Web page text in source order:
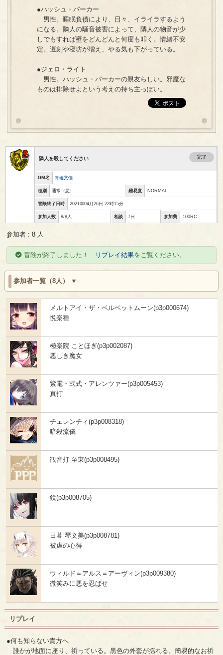
●ハッシュ・パーカー
男性。睡眠負債により、日々、イライラするよう
になる。隣人の騒音被害によって、隣人の物音が少
しでもすれば壁をどんどんと何度も叩く。情緒不安
定。遅刻や寝坊が増え、やる気も下がっている。
●ジェロ・ライト
男性。ハッシュ・パーカーの親友らしい。邪魔な
ものは排除せよという考えの持ち主っぽい。
隣人を殺してください 完了
GM名 青砥文佳
種別 通常（悪） 難易度 NORMAL
冒険終了日時 2021年04月26日 22時15分
参加人数 8/8人 相談 7日 参加費 100RC
参加者 : 8 人
冒険が終了しました！ リプレイ結果をご覧ください。
参加者一覧（8人）
メルトアイ・ザ・ベルベットムーン(p3p000674)
悦楽種
極楽院 ことほぎ(p3p002087)
悪しき魔女
紫電・弍式・アレンツァー(p3p005453)
真打
チェレンチィ(p3p008318)
暗殺流儀
観音打 至東(p3p008495)
鏡(p3p008705)
日暮 琴文美(p3p008781)
被虐の心得
ウィルド＝アルス＝アーヴィン(p3p009380)
微笑みに悪を忍ばせ
リプレイ
●何も知らない貴方へ
誰かが地面に座り、祈っている。黒色の外套が揺れる。簡易的なお祈